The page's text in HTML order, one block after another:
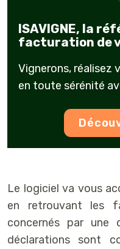
ISAVIGNE, la
facturation de
Vignerons, réalisez
en toute sérénité
Le logiciel va vous
en retrouvant les
concernés par une
déclarations sont